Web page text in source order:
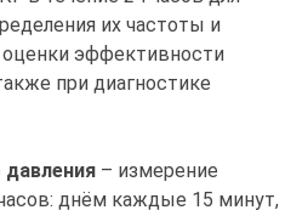
их частоты и
оценки эффективности
при диагностике
давления – измерение
днём каждые 15 минут,